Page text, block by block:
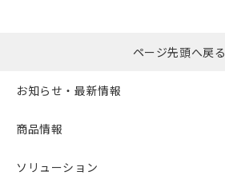
ページ先頭へ戻る
お知らせ・最新情報
商品情報
ソリューション